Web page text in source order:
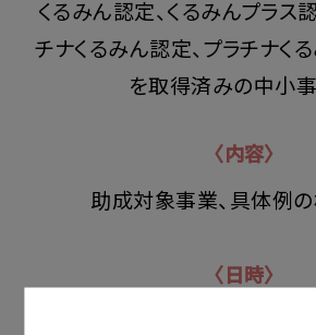
くるみん認定、くるみんプラス
チナくるみん認定、プラチナく
を取得済みの中小
〈内容〉
助成対象事業、具体例
〈日時〉